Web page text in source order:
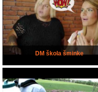
DM škola šminke